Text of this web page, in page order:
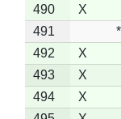
490
X
491
*
492
X
493
X
494
X